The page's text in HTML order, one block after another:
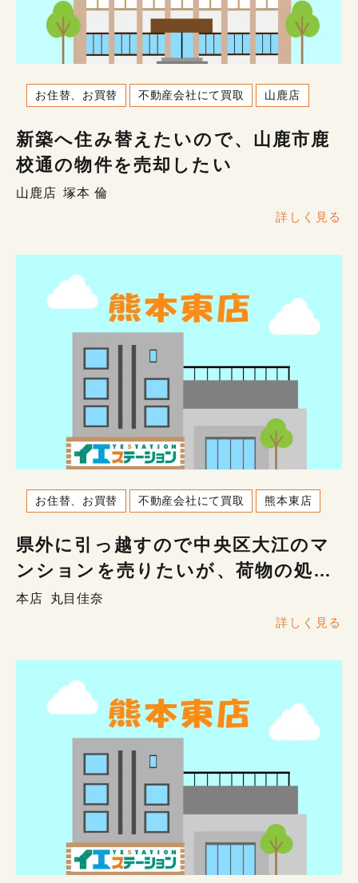
お住替、お買替 不動産会社にて買取 山鹿店
新築へ住み替えたいので、山鹿市鹿
校通の物件を売却したい
山鹿店 塚本 倫
詳しく見る
お住替、お買替 不動産会社にて買取 熊本東店
県外に引っ越すので中央区大江のマ
ンションを売りたいが、荷物の処分
が大変
本店 丸目佳奈
詳しく見る